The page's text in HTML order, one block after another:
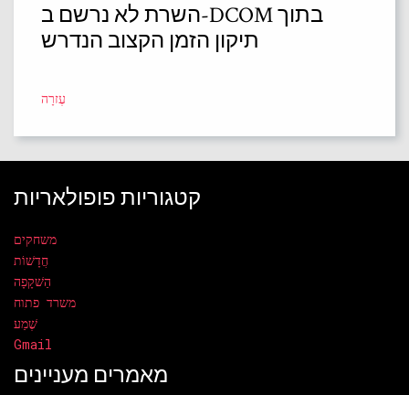
השרת לא נרשם ב-DCOM בתוך
תיקון הזמן הקצוב הנדרש
עֶזרָה
קטגוריות פופולאריות
משחקים
חֲדָשׁוֹת
הַשׁקָפָה
משרד פתוח
שֶׁמַע
Gmail
מאמרים מעניינים